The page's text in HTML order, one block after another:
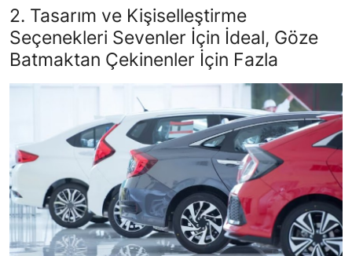
2. Tasarım ve Kişiselleştirme
Seçenekleri Sevenler İçin İdeal, Göze
Batmaktan Çekinenler İçin Fazla